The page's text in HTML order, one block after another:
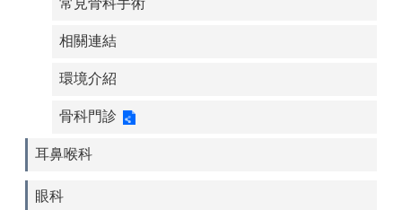
常見骨科手術
相關連結
環境介紹
骨科門診
耳鼻喉科
眼科